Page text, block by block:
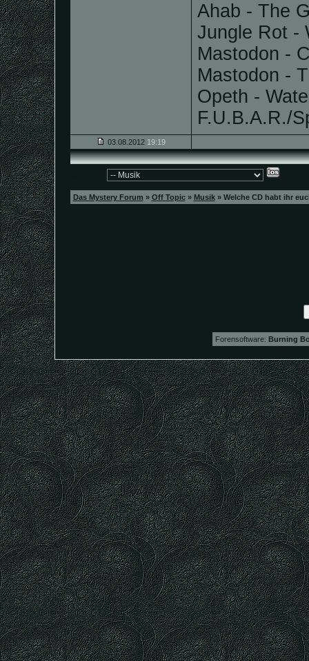
Ahab - The
Jungle Rot -
Mastodon -
Mastodon -
Opeth -
F.U.B.A.R./
03.08.2012 19:19
Das Mystery Forum » Off Topic» Musik» Welche CD habt ihr
Forensoftware: Burning